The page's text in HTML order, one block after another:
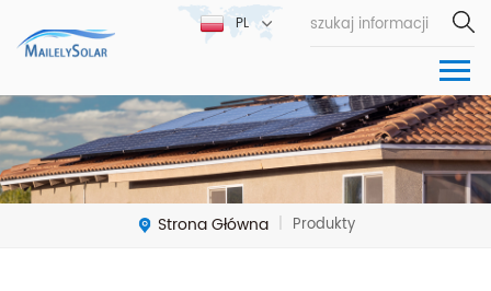
PL
Strona Główna | Produkty